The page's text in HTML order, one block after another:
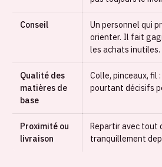
Conseil
Un personnel qui
orienter. Il fait
les achats inutiles.
Qualité des
matières de
base
Colle, pinceaux, fil
pourtant décisifs
Proximité ou
livraison
Repartir avec tout
tranquillement